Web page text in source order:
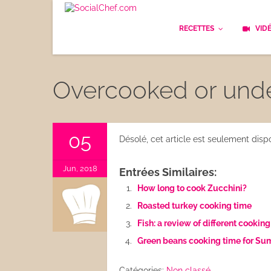
RECETTES
Entrées
Plats
Goûter
Desserts
Les
Overcooked or
05
Jun, 2018
Désolé, cet article est seulement
Entrées Similaires:
How long to cook Zucchini?
Roasted turkey cooking time
Fish: a review of different
Green beans cooking time for